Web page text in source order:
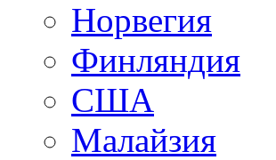
Норвегия
Финляндия
США
Малайзия